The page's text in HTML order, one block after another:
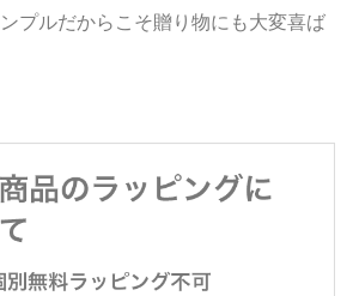
プルだからこそ贈り物にも大変喜ば